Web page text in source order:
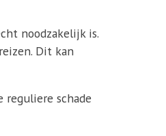
noodzakelijk is.
Dit kan
reguliere schade